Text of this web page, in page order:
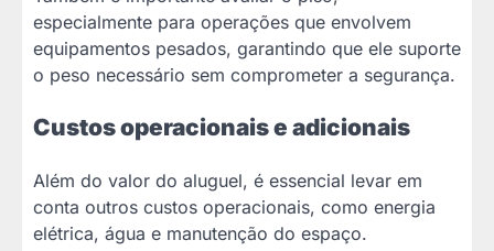
especialmente para operações que envolvem
equipamentos pesados, garantindo que ele suporte
o peso necessário sem comprometer a segurança.
Custos operacionais e adicionais
Além do valor do aluguel, é essencial levar em
conta outros custos operacionais, como energia
elétrica, água e manutenção do espaço.